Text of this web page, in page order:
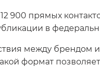
900 прямых
в
между
формат